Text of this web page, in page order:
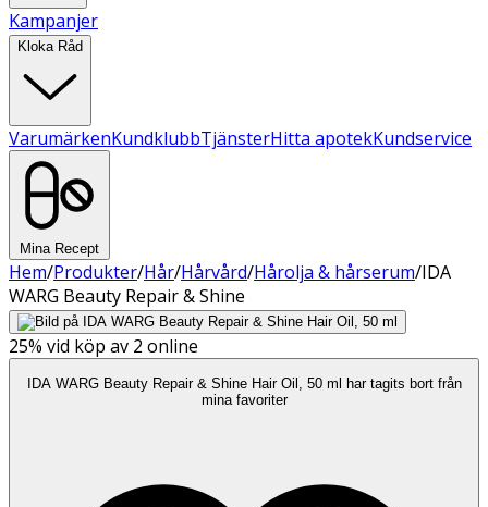
Kampanjer
Kloka Råd
VarumärkenKundklubbTjänsterHitta apotekKundservice
Mina Recept
Hem/Produkter/Hår/Hårvård/Hårolja & hårserum/IDA
WARG Beauty Repair & Shine
25% vid köp av 2 online
IDA WARG Beauty Repair & Shine Hair Oil, 50 ml har tagits bort från
mina favoriter